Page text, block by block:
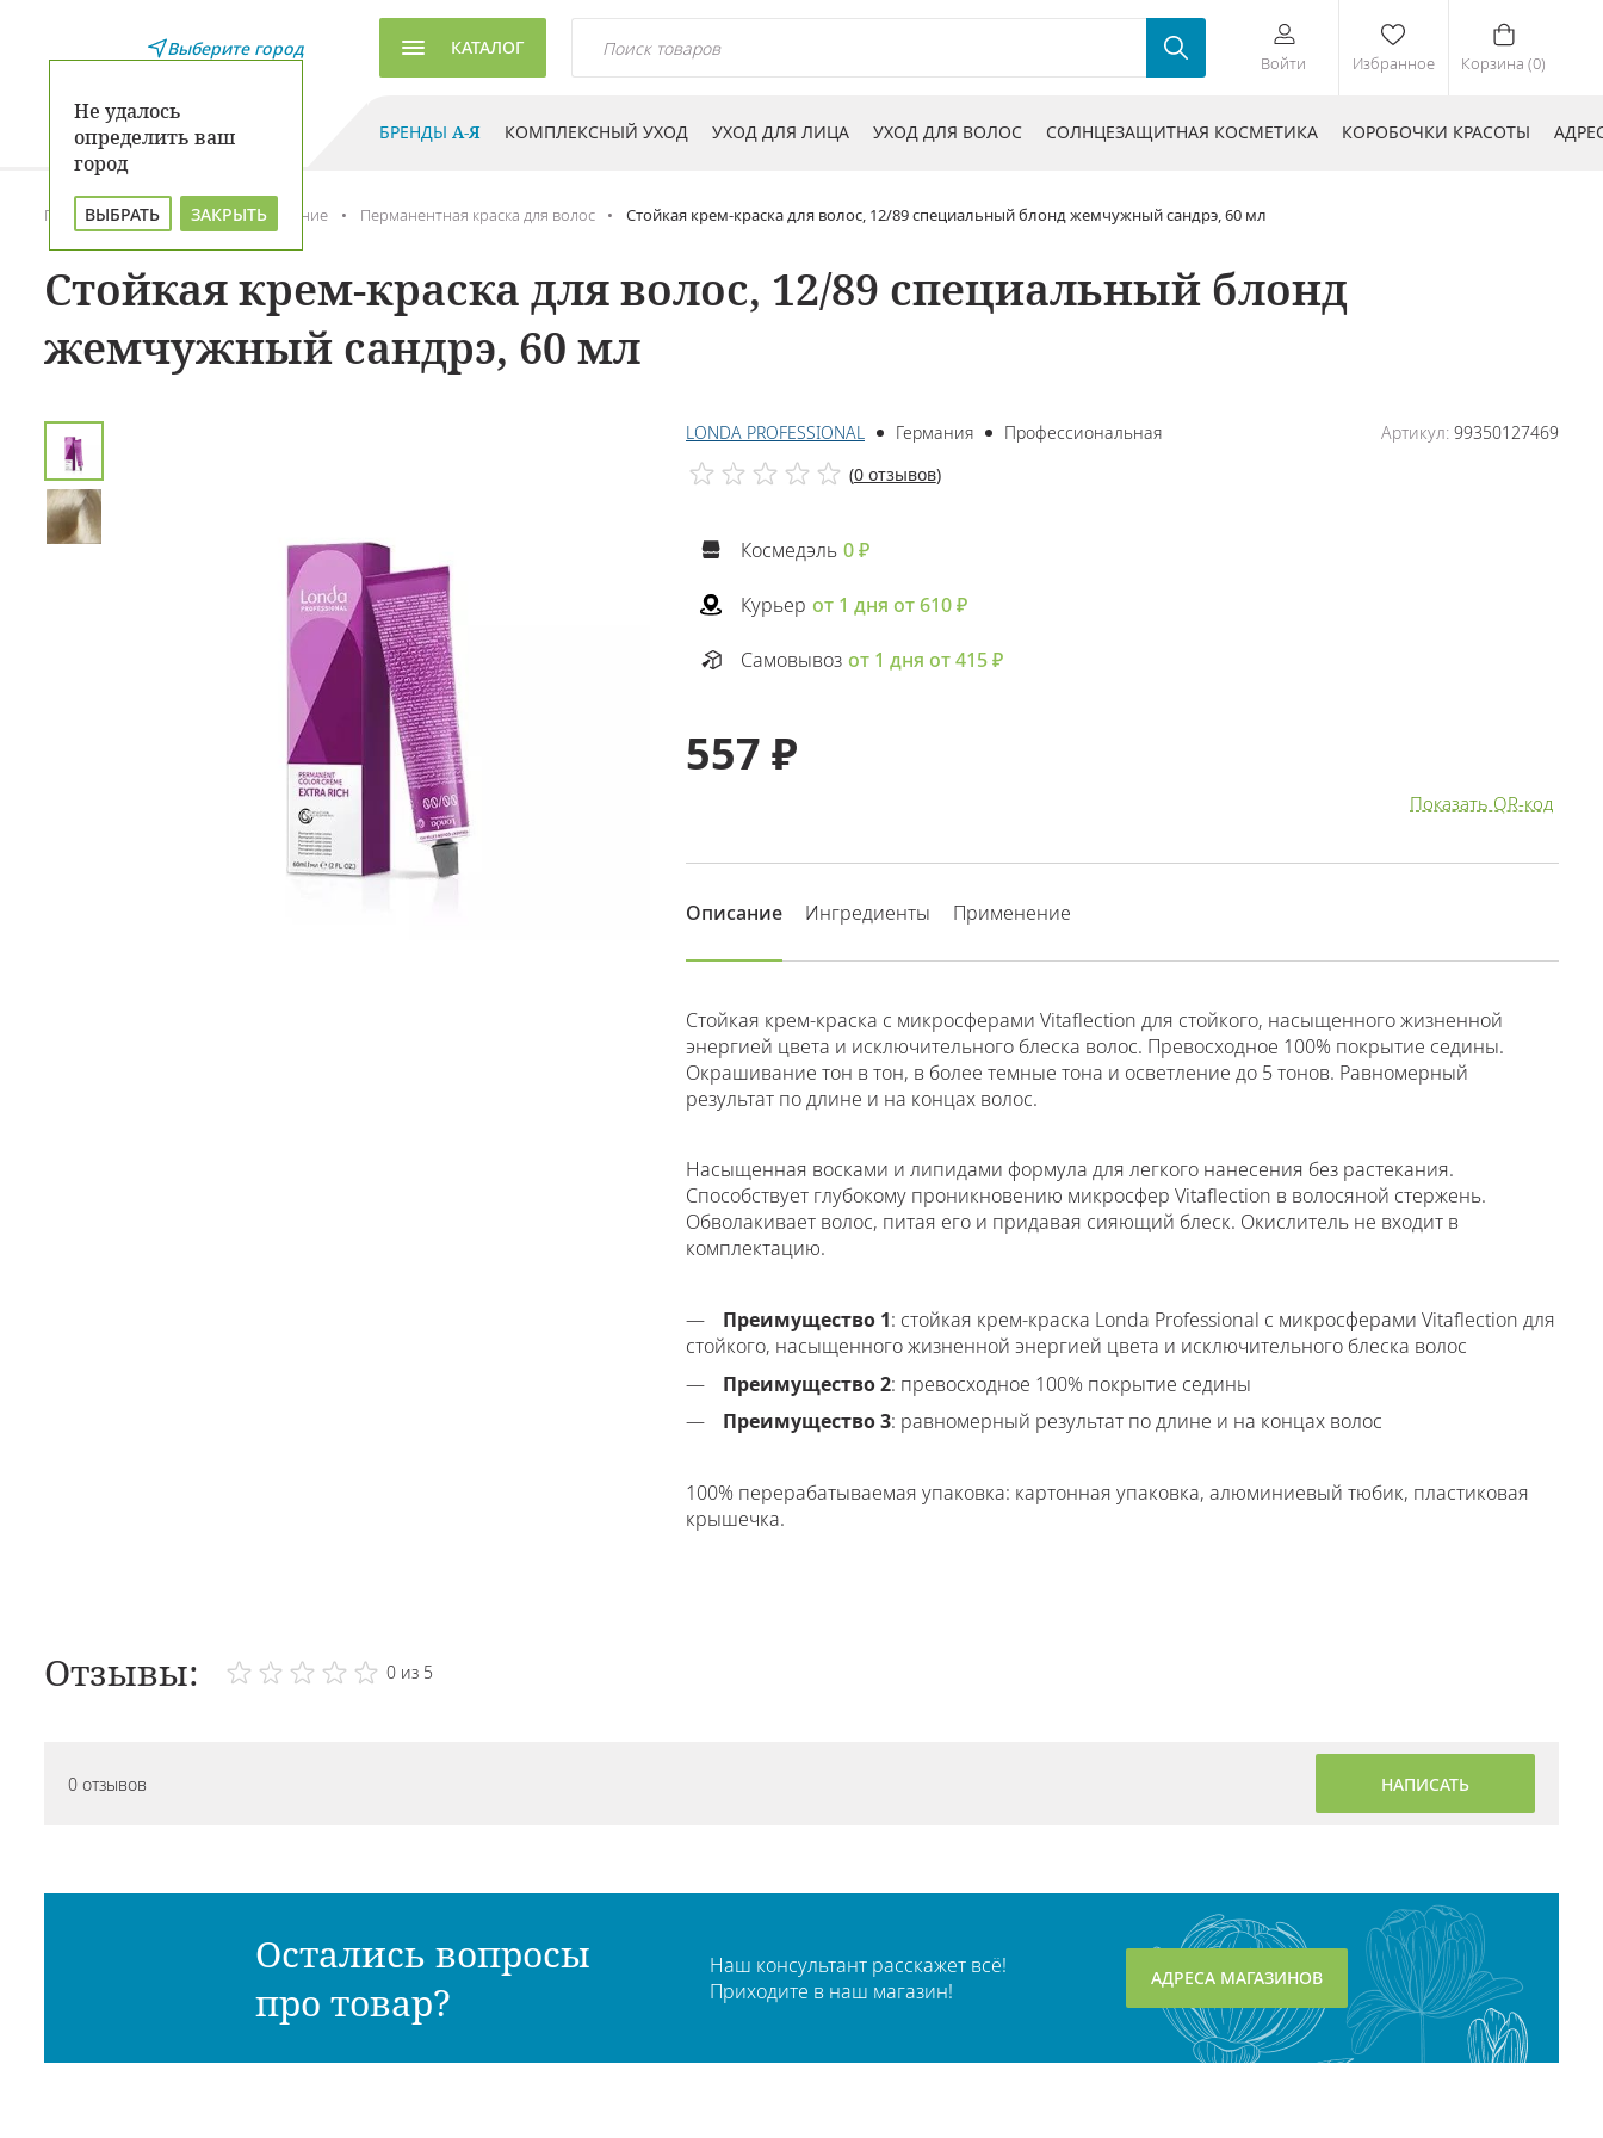
Выберите город
Не удалось
определить ваш
город
ВЫБРАТЬ ЗАКРЫТЬ
КАТАЛОГ
Войти Избранное Корзина (0)
БРЕНДЫ А-Я КОМПЛЕКСНЫЙ УХОД УХОД ДЛЯ ЛИЦА УХОД ДЛЯ ВОЛОС СОЛНЦЕЗАЩИТНАЯ КОСМЕТИКА КОРОБОЧКИ КРАСОТЫ
Главная Каталог Окрашивание Перманентная краска для волос Стойкая крем-краска для волос, 12/89 специальный блонд жемчужный сандрэ, 60 мл
Стойкая крем-краска для волос, 12/89 специальный блонд
жемчужный сандрэ, 60 мл
LONDA PROFESSIONAL Германия Профессиональная Артикул: 99350127469
(0 отзывов)
Космедэль 0 ₽
Курьер от 1 дня от 610 ₽
Самовывоз от 1 дня от 415 ₽
557 ₽
Показать QR-код
Описание Ингредиенты Применение
Стойкая крем-краска с микросферами Vitaflection для стойкого, насыщенного жизненной
энергией цвета и исключительного блеска волос. Превосходное 100% покрытие седины.
Окрашивание тон в тон, в более темные тона и осветление до 5 тонов. Равномерный
результат по длине и на концах волос.
Насыщенная восками и липидами формула для легкого нанесения без растекания.
Способствует глубокому проникновению микросфер Vitaflection в волосяной стержень.
Обволакивает волос, питая его и придавая сияющий блеск. Окислитель не входит в
комплектацию.
Преимущество 1: стойкая крем-краска Londa Professional с микросферами Vitaflection для
стойкого, насыщенного жизненной энергией цвета и исключительного блеска волос
Преимущество 2: превосходное 100% покрытие седины
Преимущество 3: равномерный результат по длине и на концах волос
100% перерабатываемая упаковка: картонная упаковка, алюминиевый тюбик, пластиковая
крышечка.
Отзывы: 0 из 5
0 отзывов НАПИСАТЬ
Остались вопросы
про товар?
Наш консультант расскажет всё!
Приходите в наш магазин!
АДРЕСА МАГАЗИНОВ